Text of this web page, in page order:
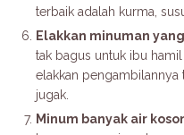
terbaik adalah kurma,
Elakkan minuman
tak bagus untuk ibu
elakkan pengambilannya
jugak.
Minum banyak air